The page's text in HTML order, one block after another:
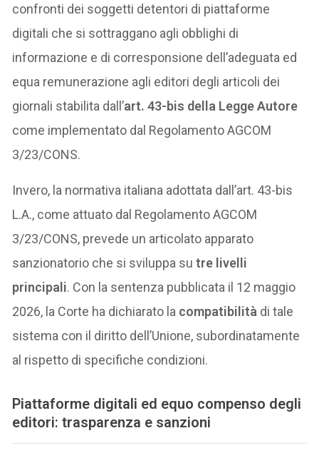
confronti dei soggetti detentori di piattaforme
digitali che si sottraggano agli obblighi di
informazione e di corresponsione dell’adeguata ed
equa remunerazione agli editori degli articoli dei
giornali stabilita dall’art. 43-bis della Legge Autore
come implementato dal Regolamento AGCOM
3/23/CONS.
Invero, la normativa italiana adottata dall’art. 43-bis
L.A., come attuato dal Regolamento AGCOM
3/23/CONS, prevede un articolato apparato
sanzionatorio che si sviluppa sutre livelli
principali. Con la sentenza pubblicata il 12 maggio
2026, la Corte ha dichiarato la compatibilità di tale
sistema con il diritto dell’Unione, subordinatamente
al rispetto di specifiche condizioni.
Piattaforme digitali ed equo compenso degli
editori: trasparenza e sanzioni